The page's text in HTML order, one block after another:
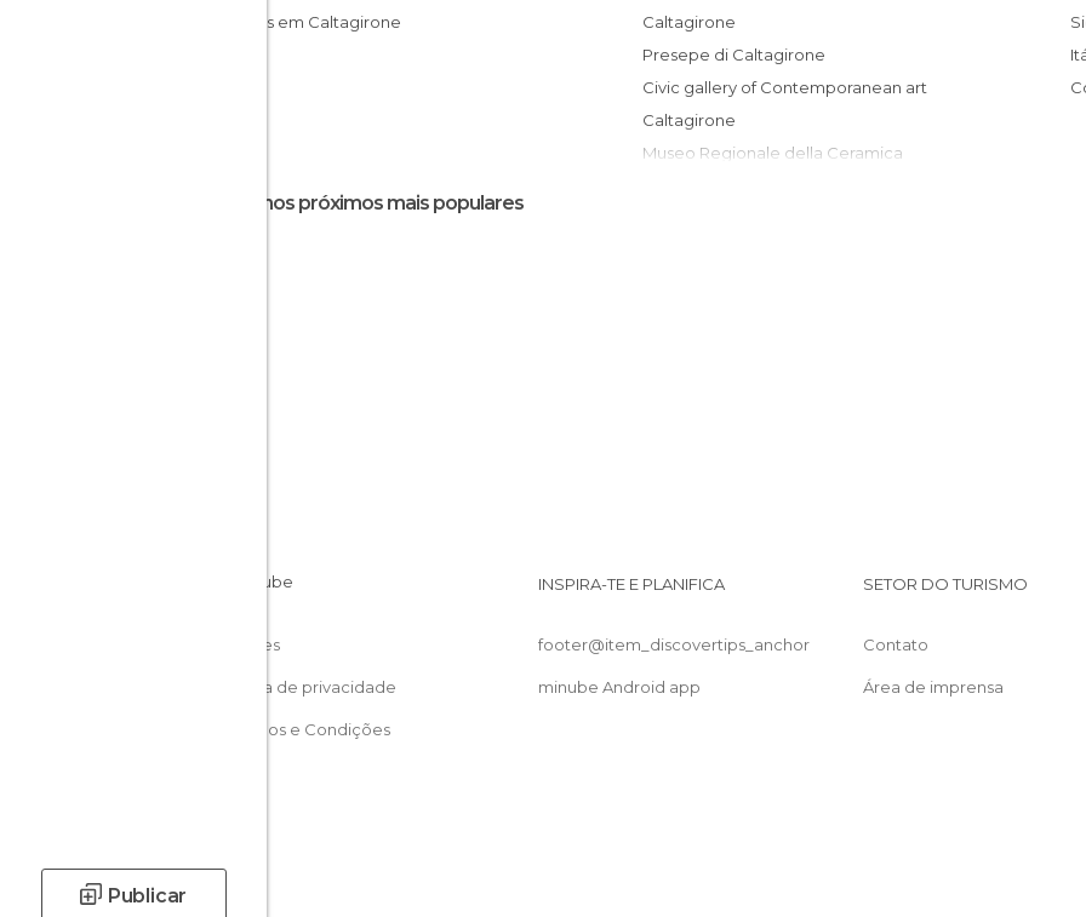
Publicar
Museus em Caltagirone
Caltagirone
Presepe di Caltagirone
Civic gallery of Contemporanean art
Caltagirone
Museo Regionale della Ceramica
Destinos próximos mais populares
Cookies
Política de privacidade
Términos e Condições
INSPIRA-TE E PLANIFICA
footer@item_discovertips_anchor
minube Android app
SETOR DO TURISMO
Contato
Área de imprensa